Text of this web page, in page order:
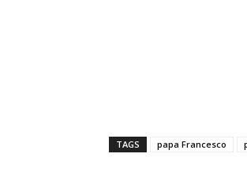
TAGS papa Francesco